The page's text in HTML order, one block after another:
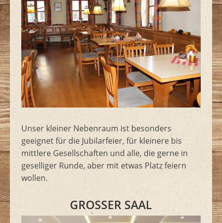
Unser kleiner Nebenraum ist besonders
geeignet für die Jubilarfeier, für kleinere bis
mittlere Gesellschaften und alle, die gerne in
geselliger Runde, aber mit etwas Platz feiern
wollen.
GROSSER SAAL